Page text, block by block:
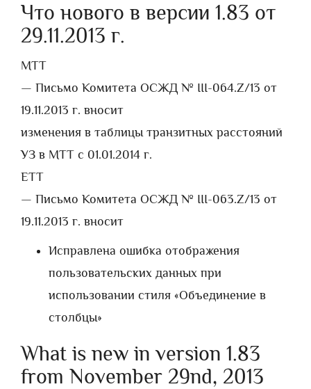
Что нового в версии 1.83 от
29.11.2013 г.
МТТ
— Письмо Комитета ОСЖД № III-064.Z/13 от
19.11.2013 г. вносит
изменения в таблицы транзитных расстояний
УЗ в МТТ с 01.01.2014 г.
ЕТТ
— Письмо Комитета ОСЖД № III-063.Z/13 от
19.11.2013 г. вносит
Исправлена ошибка отображения
пользовательских данных при
использовании стиля «Объединение в
столбцы»
What is new in version 1.83
from November 29nd, 2013